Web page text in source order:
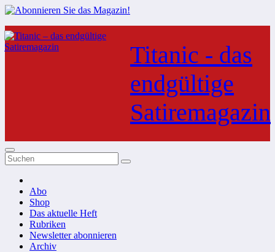
Zum
Inhalt
springen
Titanic - das
endgültige
Satiremagazin
Abo
Shop
Das aktuelle Heft
Rubriken
Newsletter abonnieren
Archiv